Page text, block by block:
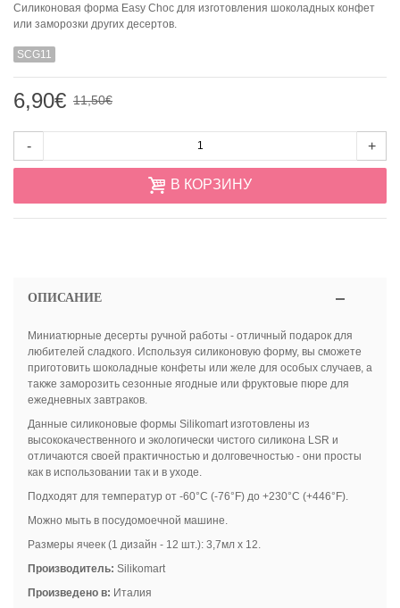
Силиконовая форма Easy Choc для изготовления шоколадных конфет
или заморозки других десертов.
SCG11
6,90€ 11,50€
- +
В КОРЗИНУ
ОПИСАНИЕ
Миниатюрные десерты ручной работы - отличный подарок для
любителей сладкого. Используя силиконовую форму, вы сможете
приготовить шоколадные конфеты или желе для особых случаев, а
также заморозить сезонные ягодные или фруктовые пюре для
ежедневных завтраков.
Данные силиконовые формы Silikomart изготовлены из
высококачественного и экологически чистого силикона LSR и
отличаются своей практичностью и долговечностью - они просты
как в использовании так и в уходе.
Подходят для температур от -60°C (-76°F) до +230°C (+446°F).
Можно мыть в посудомоечной машине.
Размеры ячеек (1 дизайн - 12 шт.): 3,7мл x 12.
Производитель: Silikomart
Произведено в: Италия